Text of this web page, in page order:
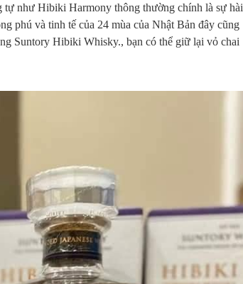
tự như Hibiki Harmony thông thường chính là sự hài
phú và tinh tế của 24 mùa của Nhật Bản đây cũng
Suntory Hibiki Whisky., bạn có thể giữ lại vỏ chai